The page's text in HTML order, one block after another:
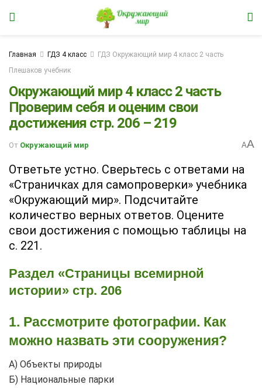
Главная ГДЗ 4 класс
ГДЗ Окружающий мир 4 класс 2 часть
Плешаков учебник
Окружающий мир 4 класс 2 часть
Проверим себя и оценим свои
достижения стр. 206 – 219
От Окружающий мир AA
Ответьте устно. Сверьтесь с ответами на
«Страничках для самопроверки» учебника
«Окружающий мир». Подсчитайте
количество верных ответов. Оцените
свои достижения с помощью таблицы на
с. 221.
Раздел «Страницы всемирной
истории» стр. 206
1. Рассмотрите фотографии. Как
можно назвать эти сооружения?
А) Объекты природы
Б) Национальные парки